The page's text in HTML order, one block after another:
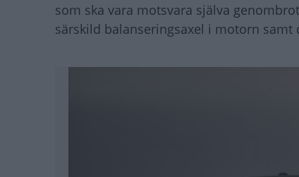
som ska vara motsvara själva
särskild balanseringsaxel i motorn